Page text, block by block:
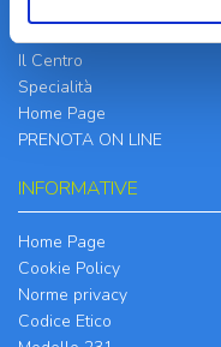
Il Centro
Specialità
Home Page
PRENOTA ON LINE
INFORMATIVE
Home Page
Cookie Policy
Norme privacy
Codice Etico